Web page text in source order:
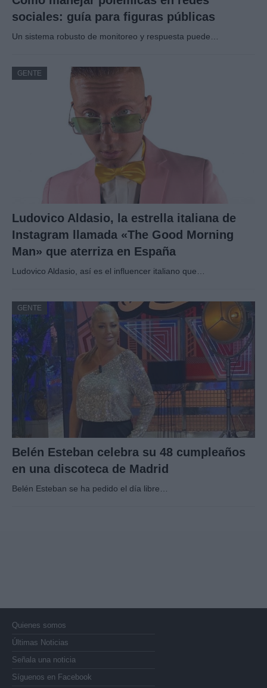
sociales: guía para figuras públicas
Un sistema robusto de monitoreo y respuesta puede…
GENTE
Ludovico Aldasio, la estrella italiana de
Instagram llamada «The Good Morning
Man» que aterriza en España
Ludovico Aldasio, así es el influencer italiano que…
GENTE
Belén Esteban celebra su 48 cumpleaños
en una discoteca de Madrid
Belén Esteban se ha pedido el día libre…
Quienes somos
Últimas Noticias
Señala una noticia
Síguenos en Facebook